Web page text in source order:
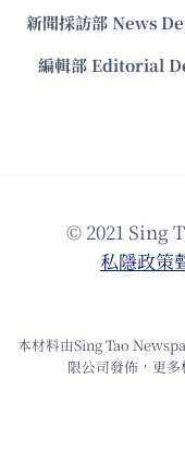
新聞採訪部 News
編輯部 Editorial
© 2021 Sing
私隱政策
本材料由Sing Tao
限公司發佈，更